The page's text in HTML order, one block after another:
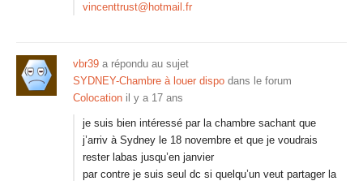
vincenttrust@hotmail.fr
vbr39 a répondu au sujet
SYDNEY-Chambre à louer dispo dans le forum
Colocation il y a 17 ans
je suis bien intéressé par la chambre sachant que
j’arriv à Sydney le 18 novembre et que je voudrais
rester labas jusqu’en janvier
par contre je suis seul dc si quelqu’un veut partager la